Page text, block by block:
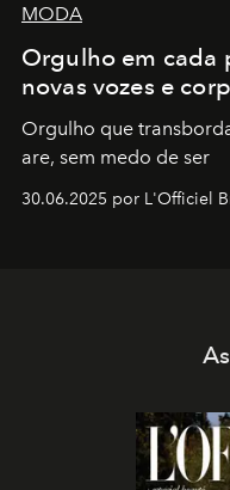
MODA
Orgulho em cada
novas vozes e
Orgulho que
are, sem medo de ser
30.06.2025 por L'Officiel